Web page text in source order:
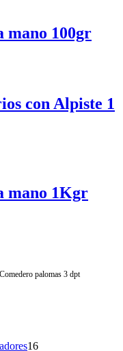
mano 100gr
con Alpiste 1
mano 1Kgr
palomas 3 dpt
1616